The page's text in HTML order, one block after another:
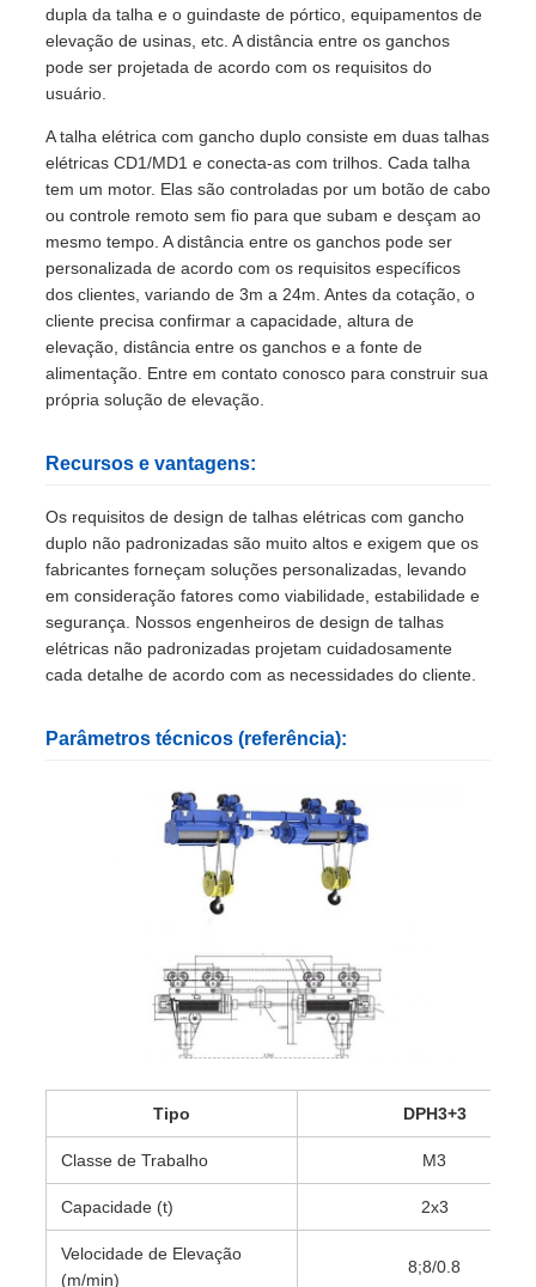
dupla da talha e o guindaste de pórtico, equipamentos de
elevação de usinas, etc. A distância entre os ganchos
pode ser projetada de acordo com os requisitos do
usuário.
A talha elétrica com gancho duplo consiste em duas talhas
elétricas CD1/MD1 e conecta-as com trilhos. Cada talha
tem um motor. Elas são controladas por um botão de cabo
ou controle remoto sem fio para que subam e desçam ao
mesmo tempo. A distância entre os ganchos pode ser
personalizada de acordo com os requisitos específicos
dos clientes, variando de 3m a 24m. Antes da cotação, o
cliente precisa confirmar a capacidade, altura de
elevação, distância entre os ganchos e a fonte de
alimentação. Entre em contato conosco para construir sua
própria solução de elevação.
Recursos e vantagens:
Os requisitos de design de talhas elétricas com gancho
duplo não padronizadas são muito altos e exigem que os
fabricantes forneçam soluções personalizadas, levando
em consideração fatores como viabilidade, estabilidade e
segurança. Nossos engenheiros de design de talhas
elétricas não padronizadas projetam cuidadosamente
cada detalhe de acordo com as necessidades do cliente.
Parâmetros técnicos (referência):
Tipo DPH3+3
Classe de Trabalho M3
Capacidade (t) 2x3
Velocidade de Elevação
(m/min)
8;8/0.8